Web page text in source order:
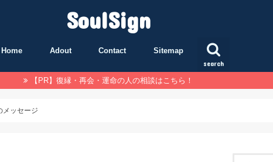
SoulSign
search
Home Adout Contact Sitemap
【PR】復縁・再会・運命の人の相談はこちら！
メッセージ